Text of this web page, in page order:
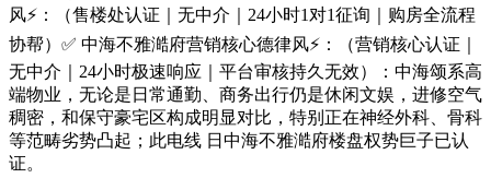
风⚡：（售楼处认证｜无中介｜24小时1对1征询｜购房全流程
协帮）✅ 中海不雅澔府营销核心德律风⚡：（营销核心认证｜
无中介｜24小时极速响应｜平台审核持久无效）：中海颂系高
端物业，无论是日常通勤、商务出行仍是休闲文娱，进修空气
稠密，和保守豪宅区构成明显对比，特别正在神经外科、骨科
等范畴劣势凸起；此电线 日中海不雅澔府楼盘权势巨子已认
证。